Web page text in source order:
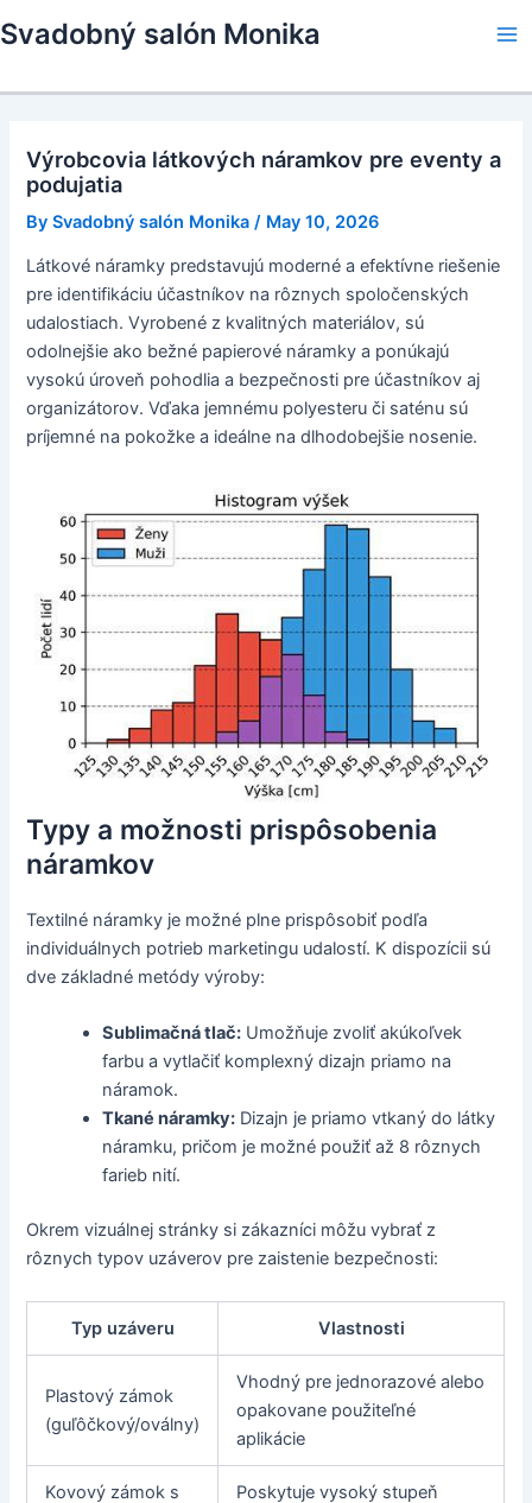
to
Svadobný salón Monika
Výrobcovia látkových náramkov pre eventy a
podujatia
BySvadobný salón Monika / May 10, 2026
Látkové náramky predstavujú moderné a efektívne riešenie
pre identifikáciu účastníkov na rôznych spoločenských
udalostiach. Vyrobené z kvalitných materiálov, sú
odolnejšie ako bežné papierové náramky a ponúkajú
vysokú úroveň pohodlia a bezpečnosti pre účastníkov aj
organizátorov. Vďaka jemnému polyesteru či saténu sú
príjemné na pokožke a ideálne na dlhodobejšie nosenie.
Typy a možnosti prispôsobenia
náramkov
Textilné náramky je možné plne prispôsobiť podľa
individuálnych potrieb marketingu udalostí. K dispozícii sú
dve základné metódy výroby:
Sublimačná tlač: Umožňuje zvoliť akúkoľvek
farbu a vytlačiť komplexný dizajn priamo na
náramok.
Tkané náramky: Dizajn je priamo vtkaný do látky
náramku, pričom je možné použiť až 8 rôznych
farieb nití.
Okrem vizuálnej stránky si zákazníci môžu vybrať z
rôznych typov uzáverov pre zaistenie bezpečnosti:
Typ uzáveru Vlastnosti
Plastový zámok
(guľôčkový/oválny)
Vhodný pre jednorazové alebo
opakovane použiteľné
aplikácie
Kovový zámok s
Poskytuje vysoký stupeň